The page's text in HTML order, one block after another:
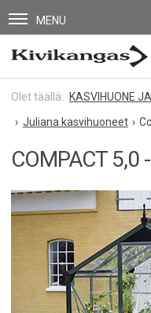
MENU
KASVIHUONE
Juliana kasvihuoneet
COMPACT 5,0